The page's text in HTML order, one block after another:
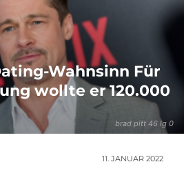
brad pitt 46 lg 0
Wahnsinn Für
wollte er 120.000
11. JANUAR 2022